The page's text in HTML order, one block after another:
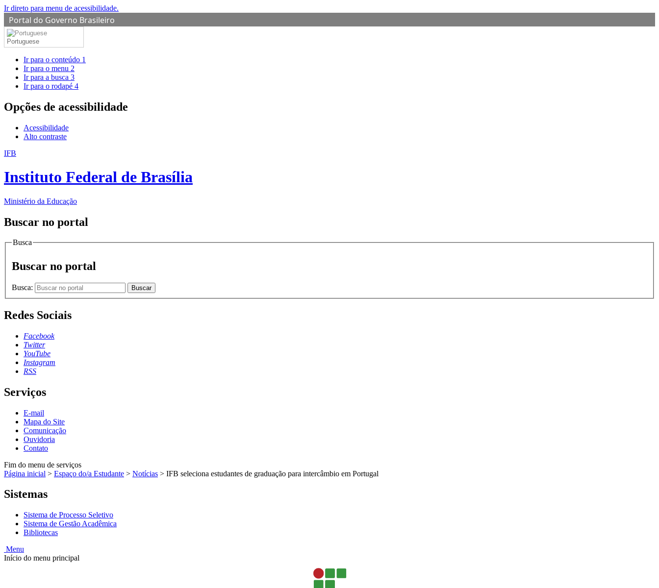
Ir direto para menu de acessibilidade.
Portal do Governo Brasileiro
Portuguese
Ir para o conteúdo 1
Ir para o menu 2
Ir para a busca 3
Ir para o rodapé 4
Opções de acessibilidade
Acessibilidade
Alto contraste
IFB
Instituto Federal de Brasília
Ministério da Educação
Buscar no portal
Busca
Buscar no portal
Busca: Buscar
Redes Sociais
Facebook
Twitter
YouTube
Instagram
RSS
Serviços
E-mail
Mapa do Site
Comunicação
Ouvidoria
Contato
Fim do menu de serviços
Página inicial > Espaço do/a Estudante > Notícias > IFB seleciona estudantes de graduação para intercâmbio em Portugal
Sistemas
Sistema de Processo Seletivo
Sistema de Gestão Acadêmica
Bibliotecas
Menu
Início do menu principal